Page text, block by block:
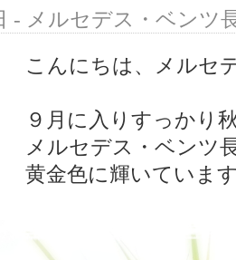
- メルセデス・ベンツ
、メルセデス・
すっかり秋の空
・ベンツ長岡
輝いています